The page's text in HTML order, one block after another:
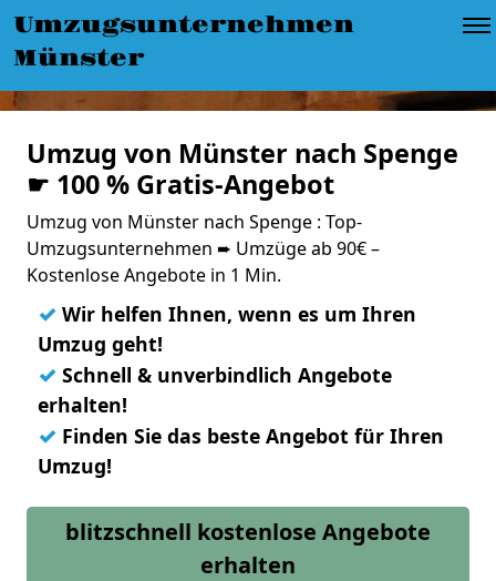
Umzugsunternehmen
Münster
Umzug von Münster nach Spenge
☛ 100 % Gratis-Angebot
Umzug von Münster nach Spenge : Top-
Umzugsunternehmen ➨ Umzüge ab 90€ –
Kostenlose Angebote in 1 Min.
✓ Wir helfen Ihnen, wenn es um Ihren
Umzug geht!
✓ Schnell & unverbindlich Angebote
erhalten!
✓ Finden Sie das beste Angebot für Ihren
Umzug!
blitzschnell kostenlose Angebote
erhalten